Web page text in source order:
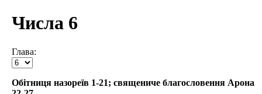
Числа 6
Глава:
Обітниця назореїв 1-21; священиче благословення Арона